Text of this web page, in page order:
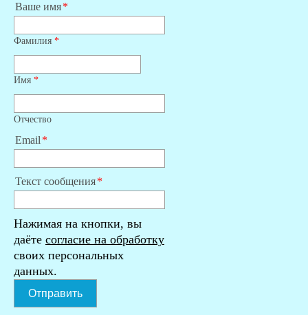
Ваше имя
Фамилия *
Имя *
Отчество
Email
Текст сообщения
Нажимая на кнопки, вы
даёте согласие на обработку
своих персональных
данных.
Отправить